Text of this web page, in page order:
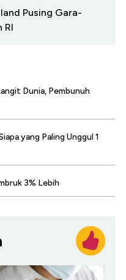
Pusing Gara-
RI
Dunia, Pembunuh
yang Paling Unggul 1
3% Lebih